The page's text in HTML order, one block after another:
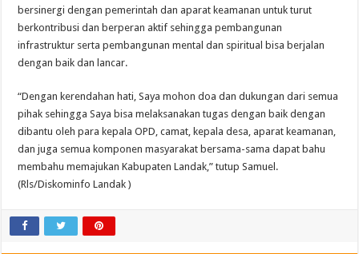
bersinergi dengan pemerintah dan aparat keamanan untuk turut
berkontribusi dan berperan aktif sehingga pembangunan
infrastruktur serta pembangunan mental dan spiritual bisa berjalan
dengan baik dan lancar.
“Dengan kerendahan hati, Saya mohon doa dan dukungan dari semua
pihak sehingga Saya bisa melaksanakan tugas dengan baik dengan
dibantu oleh para kepala OPD, camat, kepala desa, aparat keamanan,
dan juga semua komponen masyarakat bersama-sama dapat bahu
membahu memajukan Kabupaten Landak,” tutup Samuel.
(Rls/Diskominfo Landak )